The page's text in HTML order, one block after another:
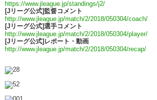
https://www.jleague.jp/standings/j2/
[Jリーグ公式]監督コメント
http://www.jleague.jp/match/2/2018/050304/coach/
[Jリーグ公式]選手コメント
http://www.jleague.jp/match/2/2018/050304/player/
[Jリーグ公式]レポート・動画
http://www.jleague.jp/match/2/2018/050304/recap/